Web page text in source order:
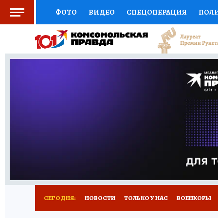
ФОТО ВИДЕО СПЕЦОПЕРАЦИЯ
СОЦПОДДЕРЖКА НАУКА СПОРТ
ВЫБОР ЭКСПЕРТОВ ДОКТОР
ПРОГНОЗЫ НА СПОРТ
НОВОЕ
СЕГОДНЯ: НОВОСТИ ТОЛЬКО У НАС ВОЕНКОРЫ